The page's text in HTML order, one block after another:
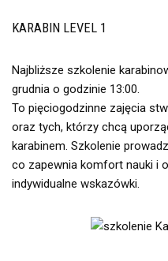
KARABIN LEVEL 1
Najbliższe szkolenie
grudnia o godzinie 13:00.
To pięciogodzinne zajęcia
oraz tych, którzy chcą
karabinem. Szkolenie
co zapewnia komfort nauki i
indywidualne wskazówki.